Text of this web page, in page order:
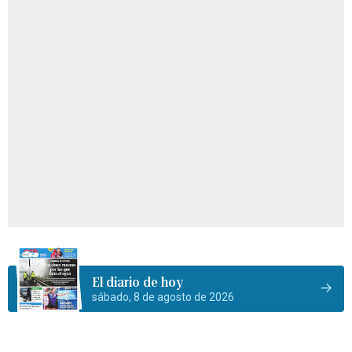
El diario de hoy
sábado, 8 de agosto de 2026